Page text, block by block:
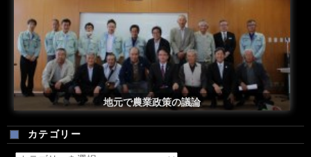
安倍総理米国議会演説後の一コマ
地元で農業政策の議論
カテゴリー